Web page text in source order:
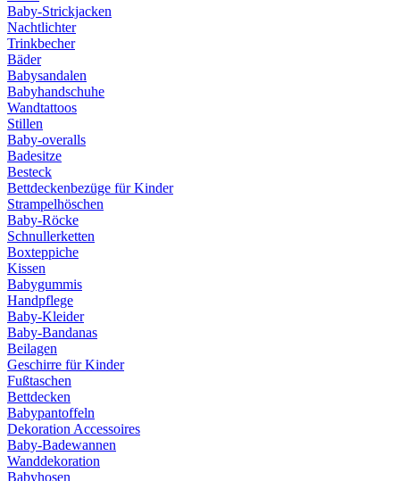
Baby-Strickjacken
Nachtlichter
Trinkbecher
Bäder
Babysandalen
Babyhandschuhe
Wandtattoos
Stillen
Baby-overalls
Badesitze
Besteck
Bettdeckenbezüge für Kinder
Strampelhöschen
Baby-Röcke
Schnullerketten
Boxteppiche
Kissen
Babygummis
Handpflege
Baby-Kleider
Baby-Bandanas
Beilagen
Geschirre für Kinder
Fußtaschen
Bettdecken
Babypantoffeln
Dekoration Accessoires
Baby-Badewannen
Wanddekoration
Babyhosen